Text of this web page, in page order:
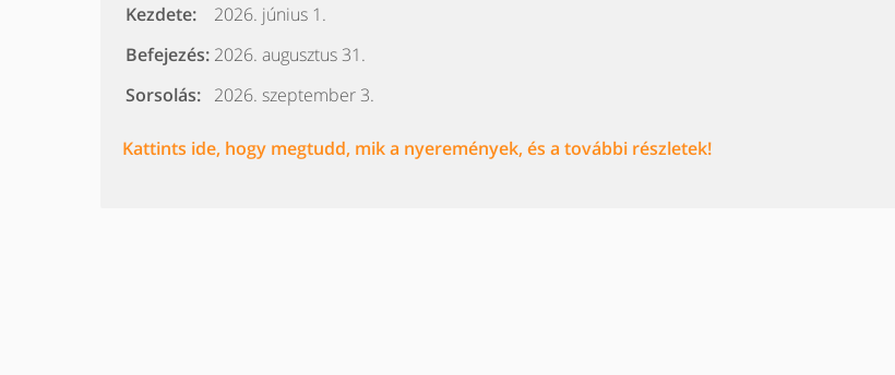
Kezdete:
2026. június 1.
Befejezés: 2026. augusztus 31.
Sorsolás: 2026. szeptember 3.
Kattints ide, hogy megtudd, mik a nyeremények, és a további részletek!